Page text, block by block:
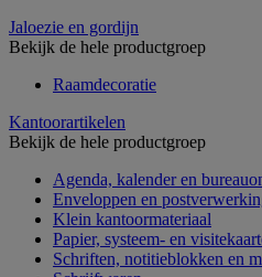
Jaloezie en gordijn
Bekijk de hele productgroep
Raamdecoratie
Kantoorartikelen
Bekijk de hele productgroep
Agenda, kalender en
Enveloppen en
Klein kantoormateriaal
Papier, systeem- en
Schriften, notitieblokken en